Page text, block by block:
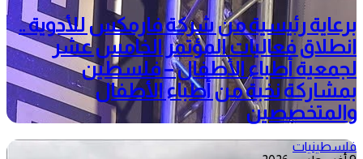
برعاية رئيسية من شركة فارمكس للأدوية ..
انطلاق فعاليات المؤتمر الخامس عشر
لجمعية أطباء الأطفال – فلسطين
بمشاركة نخبة من أطباء الأطفال
والمتخصصين
فلسطينيات